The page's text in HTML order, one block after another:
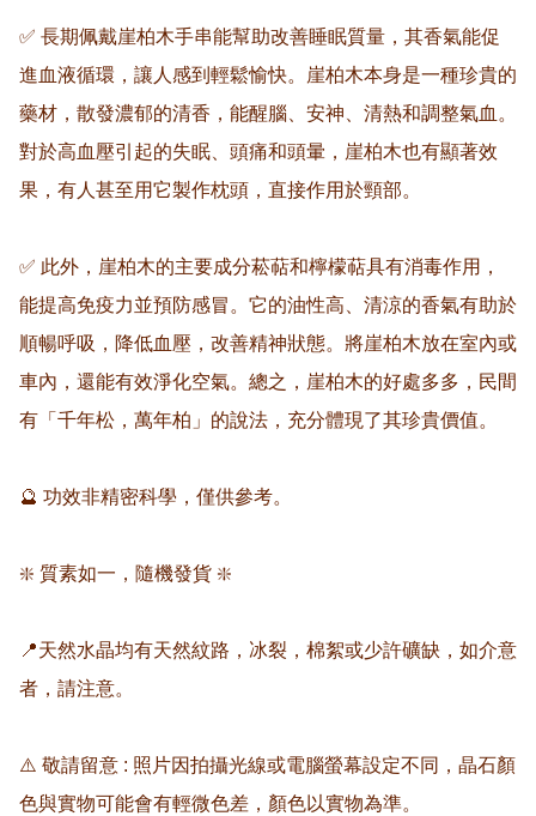
✅ 長期佩戴崖柏木手串能幫助改善睡眠質量，其香氣能促
進血液循環，讓人感到輕鬆愉快。崖柏木本身是一種珍貴的
藥材，散發濃郁的清香，能醒腦、安神、清熱和調整氣血。
對於高血壓引起的失眠、頭痛和頭暈，崖柏木也有顯著效
果，有人甚至用它製作枕頭，直接作用於頸部。
✅ 此外，崖柏木的主要成分菘萜和檸檬萜具有消毒作用，
能提高免疫力並預防感冒。它的油性高、清涼的香氣有助於
順暢呼吸，降低血壓，改善精神狀態。將崖柏木放在室內或
車內，還能有效淨化空氣。總之，崖柏木的好處多多，民間
有「千年松，萬年柏」的說法，充分體現了其珍貴價值。
🔮 功效非精密科學，僅供參考。
❇️ 質素如一，隨機發貨 ❇️
📍天然水晶均有天然紋路，冰裂，棉絮或少許礦缺，如介意
者，請注意。
⚠️ 敬請留意 : 照片因拍攝光線或電腦螢幕設定不同，晶石顏
色與實物可能會有輕微色差，顏色以實物為準。